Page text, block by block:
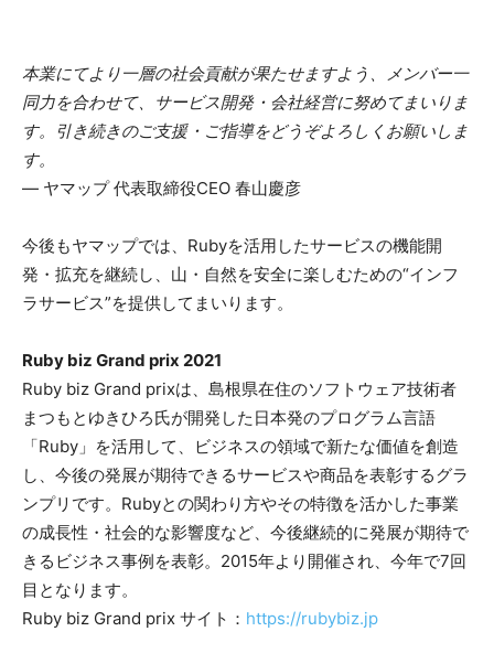
本業にてより一層の社会貢献が果たせますよう、メンバー一
同力を合わせて、サービス開発・会社経営に努めてまいりま
す。引き続きのご支援・ご指導をどうぞよろしくお願いしま
す。
― ヤマップ 代表取締役CEO 春山慶彦
今後もヤマップでは、Rubyを活用したサービスの機能開
発・拡充を継続し、山・自然を安全に楽しむための“インフ
ラサービス”を提供してまいります。
Ruby biz Grand prix 2021
Ruby biz Grand prixは、島根県在住のソフトウェア技術者
まつもとゆきひろ氏が開発した日本発のプログラム言語
「Ruby」を活用して、ビジネスの領域で新たな価値を創造
し、今後の発展が期待できるサービスや商品を表彰するグラ
ンプリです。Rubyとの関わり方やその特徴を活かした事業
の成長性・社会的な影響度など、今後継続的に発展が期待で
きるビジネス事例を表彰。2015年より開催され、今年で7回
目となります。
Ruby biz Grand prix サイト： https://rubybiz.jp